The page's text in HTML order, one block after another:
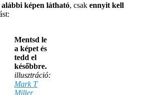
alábbi képen látható, csak ennyit kell
Mentsd le
a képet és
tedd el
későbbre.
illusztráció:
Mark T
Miller